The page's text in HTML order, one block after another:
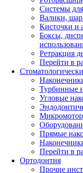
Системы
Валики,
Кисточки и
Боксы,
Ретракция
Перейти в
Турбинные
Угловые
Прямые
Перейти в
Ортодонтия
Прочие